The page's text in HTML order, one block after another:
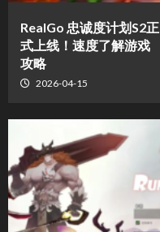
​RealGo 忠诚度计划S2正
式上线！速度了解游戏
攻略
2026-04-15